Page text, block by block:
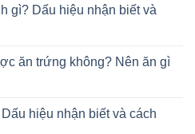
gì? Dấu hiệu nhận biết và
ăn trứng không? Nên ăn gì
hiệu nhận biết và cách